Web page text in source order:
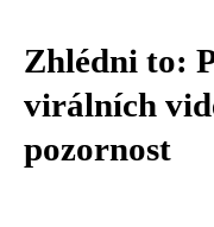
Zhlédni to:
virálních
pozornost